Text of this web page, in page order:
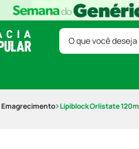
O que você deseja
Emagrecimento Lipiblock Orlistate